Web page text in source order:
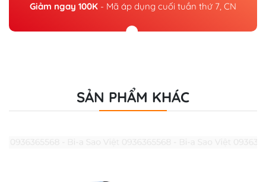
Giảm ngay 100K - Mã áp dụng cuối tuần thứ 7, CN
SẢN PHẨM KHÁC